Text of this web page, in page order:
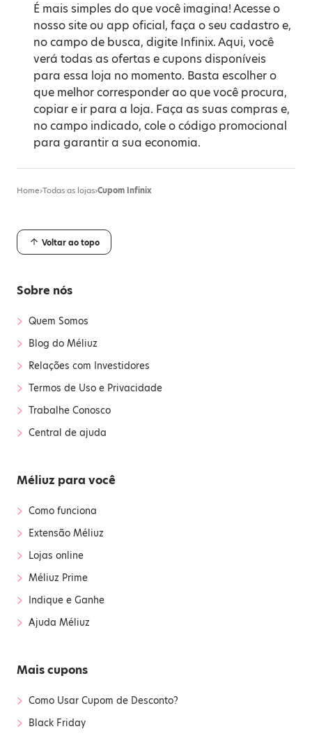
É mais simples do que você imagina! Acesse o
nosso site ou app oficial, faça o seu cadastro e,
no campo de busca, digite Infinix. Aqui, você
verá todas as ofertas e cupons disponíveis
para essa loja no momento. Basta escolher o
que melhor corresponder ao que você procura,
copiar e ir para a loja. Faça as suas compras e,
no campo indicado, cole o código promocional
para garantir a sua economia.
Home›Todas as lojas›Cupom Infinix
Voltar ao topo
Sobre nós
› Quem Somos
› Blog do Méliuz
› Relações com Investidores
› Termos de Uso e Privacidade
› Trabalhe Conosco
› Central de ajuda
Méliuz para você
› Como funciona
› Extensão Méliuz
› Lojas online
› Méliuz Prime
› Indique e Ganhe
› Ajuda Méliuz
Mais cupons
› Como Usar Cupom de Desconto?
› Black Friday